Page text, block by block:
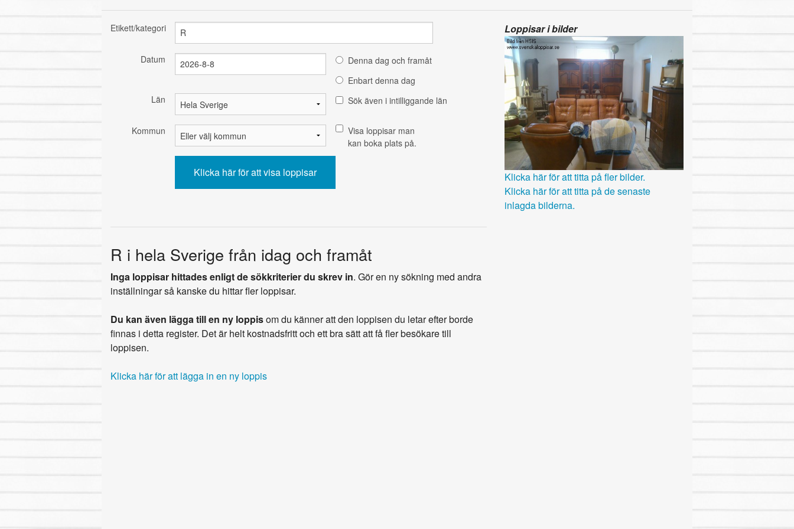
Etikett/kategori
Datum
Denna dag och framåt
Enbart denna dag
Län
Sök även i intilliggande län
Kommun
Visa loppisar man
kan boka plats på.
R i hela Sverige från idag och framåt
Inga loppisar hittades enligt de sökkriterier du skrev in. Gör en ny sökning med andra
inställningar så kanske du hittar fler loppisar.
Du kan även lägga till en ny loppisom du känner att den loppisen du letar efter borde
finnas i detta register. Det är helt kostnadsfritt och ett bra sätt att få fler besökare till
loppisen.
Klicka här för att lägga in en ny loppis
Loppisar i bilder
Klicka här för att titta på fler bilder.
Klicka här för att titta på de senaste
inlagda bilderna.